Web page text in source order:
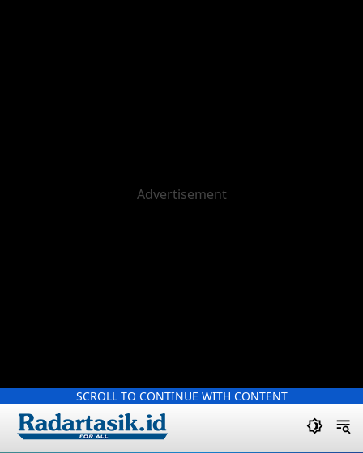
SCROLL TO CONTINUE WITH CONTENT